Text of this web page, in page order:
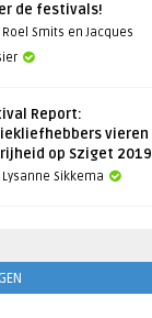
de festivals!
Roel Smits en Jacques
Report:
vieren
op Sziget 2019
Lysanne Sikkema